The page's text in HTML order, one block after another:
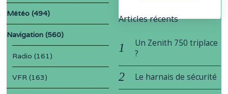
Météo (494)
Navigation (560)
Radio (161)
VFR (163)
Articles récents
Un Zenith 750 triplace
?
Le harnais de sécurité